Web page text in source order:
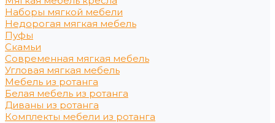
Наборы мягкой мебели
Недорогая мягкая мебель
Пуфы
Скамьи
Современная мягкая мебель
Угловая мягкая мебель
Мебель из ротанга
Белая мебель из ротанга
Диваны из ротанга
Комплекты мебели из ротанга